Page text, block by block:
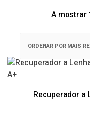
A mostrar
A+
Recuperador a